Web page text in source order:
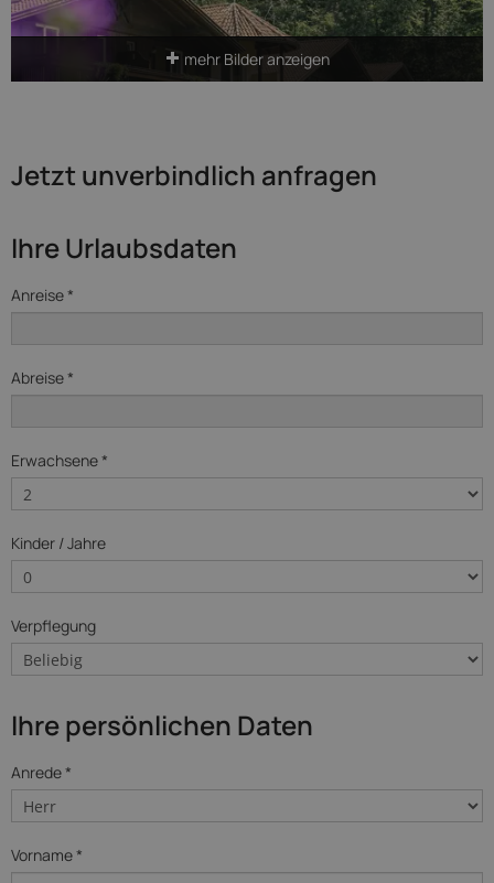
mehr Bilder anzeigen
Jetzt unverbindlich anfragen
Ihre Urlaubsdaten
Anreise *
Abreise *
Erwachsene *
Kinder / Jahre
Verpflegung
Ihre persönlichen Daten
Anrede *
Vorname *